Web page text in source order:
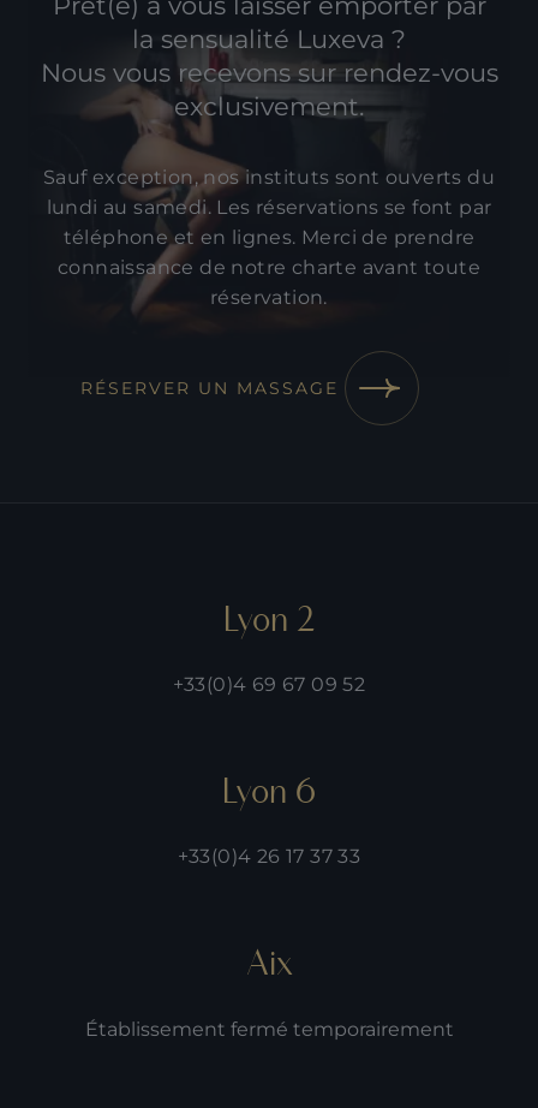
la sensualité Luxeva ?
Nous vous recevons sur rendez-vous
exclusivement.
Sauf exception, nos instituts sont ouverts du
lundi au samedi. Les réservations se font par
téléphone et en lignes. Merci de prendre
connaissance de notre charte avant toute
réservation.
RÉSERVER UN MASSAGE
Lyon 2
+33(0)4 69 67 09 52
Lyon 6
+33(0)4 26 17 37 33
Aix
Établissement fermé temporairement